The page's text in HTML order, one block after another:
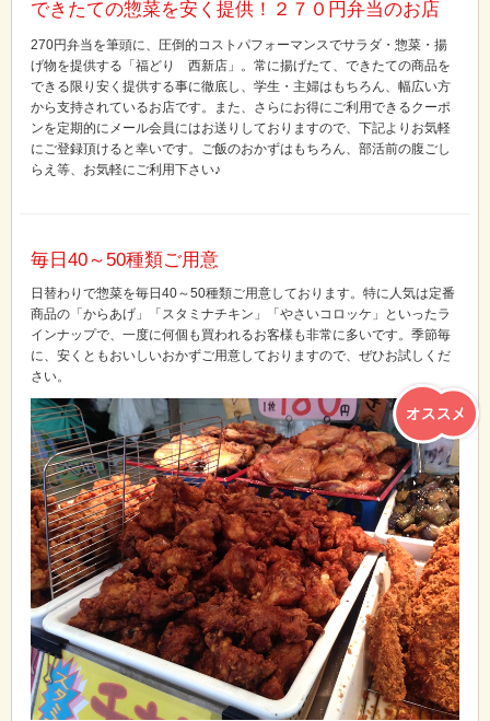
できたての惣菜を安く提供！２７０円弁当のお店
270円弁当を筆頭に、圧倒的コストパフォーマンスでサラダ・惣菜・揚
げ物を提供する「福どり 西新店」。常に揚げたて、できたての商品を
できる限り安く提供する事に徹底し、学生・主婦はもちろん、幅広い方
から支持されているお店です。また、さらにお得にご利用できるクーポ
ンを定期的にメール会員にはお送りしておりますので、下記よりお気軽
にご登録頂けると幸いです。ご飯のおかずはもちろん、部活前の腹ごし
らえ等、お気軽にご利用下さい♪
毎日40～50種類ご用意
日替わりで惣菜を毎日40～50種類ご用意しております。特に人気は定番
商品の「からあげ」「スタミナチキン」「やさいコロッケ」といったラ
インナップで、一度に何個も買われるお客様も非常に多いです。季節毎
に、安くともおいしいおかずご用意しておりますので、ぜひお試しくだ
さい。